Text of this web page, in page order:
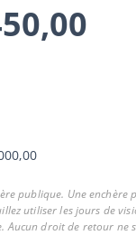
publique. Une enchère
utiliser les jours de
Aucun droit de retour ne